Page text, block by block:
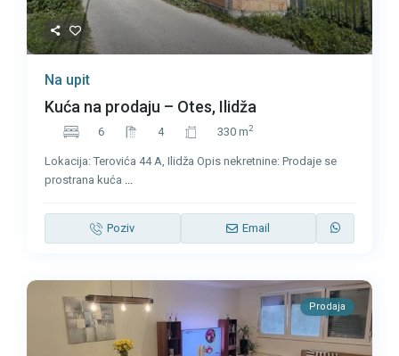
Na upit
Kuća na prodaju – Otes, Ilidža
6 4 330 m2
Lokacija: Terovića 44 A, Ilidža Opis nekretnine: Prodaje se
prostrana kuća ...
Poziv Email
Prodaja